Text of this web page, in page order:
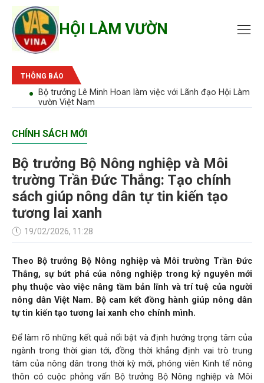
HỘI LÀM VƯỜN
THÔNG BÁO
Bộ trưởng Lê Minh Hoan làm việc với Lãnh đạo Hội Làm
vườn Việt Nam
CHÍNH SÁCH MỚI
Bộ trưởng Bộ Nông nghiệp và Môi
trường Trần Đức Thắng: Tạo chính
sách giúp nông dân tự tin kiến tạo
tương lai xanh
19/02/2026, 11:28
Theo Bộ trưởng Bộ Nông nghiệp và Môi trường Trần Đức
Thắng, sự bứt phá của nông nghiệp trong kỷ nguyên mới
phụ thuộc vào việc nâng tầm bản lĩnh và trí tuệ của người
nông dân Việt Nam. Bộ cam kết đồng hành giúp nông dân
tự tin kiến tạo tương lai xanh cho chính mình.
Để làm rõ những kết quả nổi bật và định hướng trọng tâm của
ngành trong thời gian tới, đồng thời khẳng định vai trò trung
tâm của nông dân trong thời kỳ mới, phóng viên Kinh tế nông
thôn có cuộc phỏng vấn Bộ trưởng Bộ Nông nghiệp và Môi